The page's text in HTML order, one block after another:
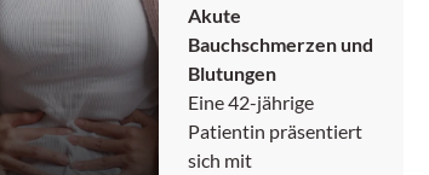
Akute
Bauchschmerzen und
Blutungen
Eine 42-jährige
Patientin präsentiert
sich mit